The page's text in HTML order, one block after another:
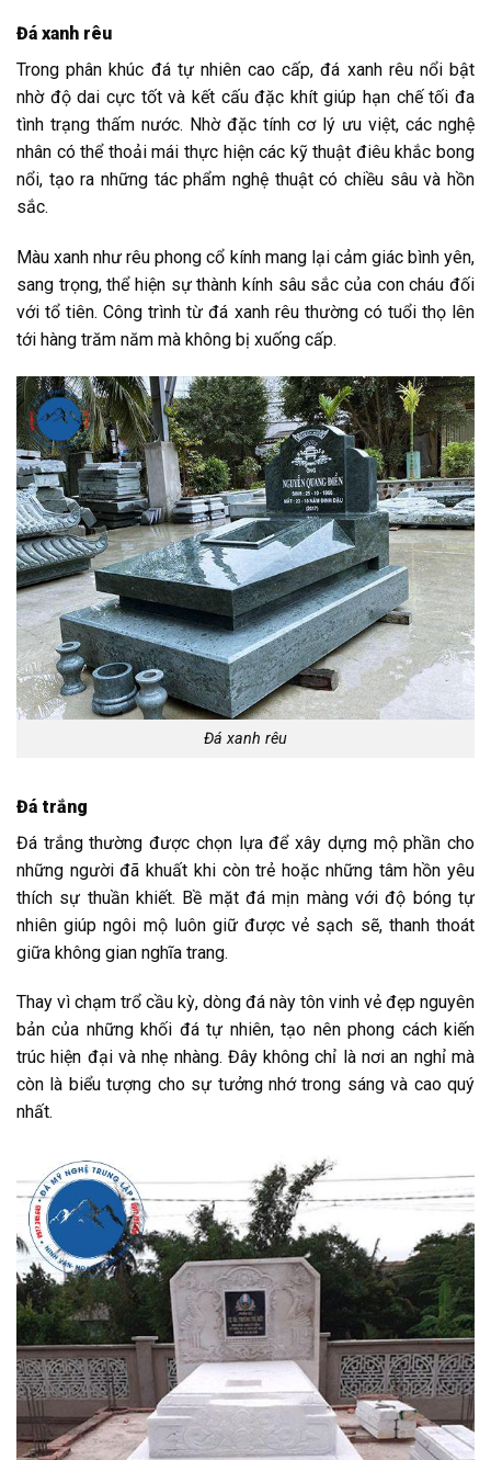
Đá xanh rêu
Trong phân khúc đá tự nhiên cao cấp, đá xanh rêu nổi bật
nhờ độ dai cực tốt và kết cấu đặc khít giúp hạn chế tối đa
tình trạng thấm nước. Nhờ đặc tính cơ lý ưu việt, các nghệ
nhân có thể thoải mái thực hiện các kỹ thuật điêu khắc bong
nổi, tạo ra những tác phẩm nghệ thuật có chiều sâu và hồn
sắc.
Màu xanh như rêu phong cổ kính mang lại cảm giác bình yên,
sang trọng, thể hiện sự thành kính sâu sắc của con cháu đối
với tổ tiên. Công trình từ đá xanh rêu thường có tuổi thọ lên
tới hàng trăm năm mà không bị xuống cấp.
Đá xanh rêu
Đá trắng
Đá trắng thường được chọn lựa để xây dựng mộ phần cho
những người đã khuất khi còn trẻ hoặc những tâm hồn yêu
thích sự thuần khiết. Bề mặt đá mịn màng với độ bóng tự
nhiên giúp ngôi mộ luôn giữ được vẻ sạch sẽ, thanh thoát
giữa không gian nghĩa trang.
Thay vì chạm trổ cầu kỳ, dòng đá này tôn vinh vẻ đẹp nguyên
bản của những khối đá tự nhiên, tạo nên phong cách kiến
trúc hiện đại và nhẹ nhàng. Đây không chỉ là nơi an nghỉ mà
còn là biểu tượng cho sự tưởng nhớ trong sáng và cao quý
nhất.